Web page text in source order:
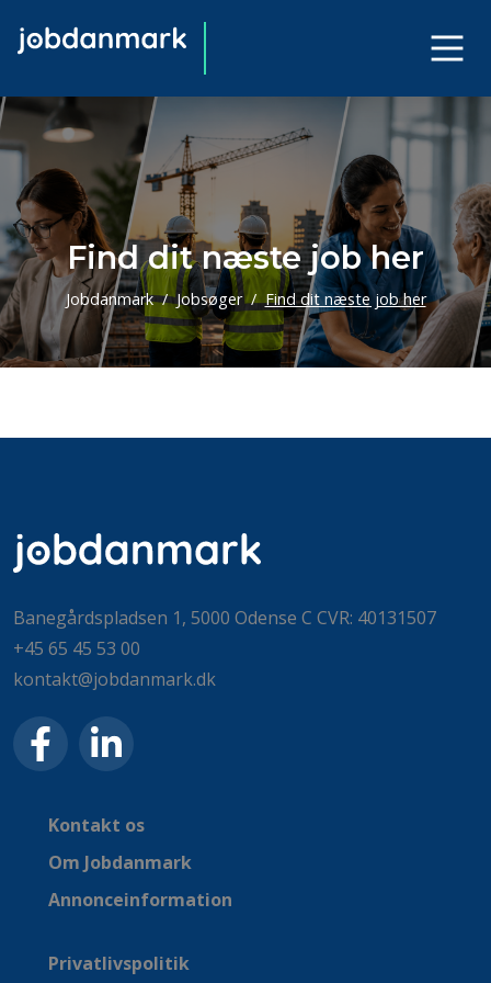
Find dit næste job her
Jobdanmark Jobsøger Find dit næste job her
Banegårdspladsen 1, 5000 Odense C CVR: 40131507
+45 65 45 53 00
kontakt@jobdanmark.dk
Kontakt os
Om Jobdanmark
Annonceinformation
Privatlivspolitik